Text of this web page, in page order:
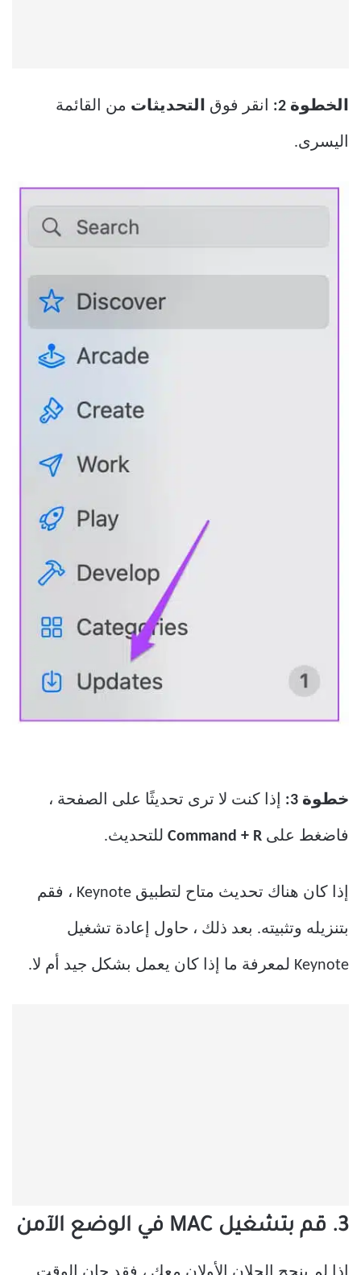
الخطوة 2: انقر فوق التحديثات من القائمة
اليسرى.
خطوة 3: إذا كنت لا ترى تحديثًا على الصفحة ،
فاضغط على Command + R للتحديث.
إذا كان هناك تحديث متاح لتطبيق Keynote ، فقم
بتنزيله وتثبيته. بعد ذلك ، حاول إعادة تشغيل
Keynote لمعرفة ما إذا كان يعمل بشكل جيد أم لا.
3. قم بتشغيل MAC في الوضع الآمن